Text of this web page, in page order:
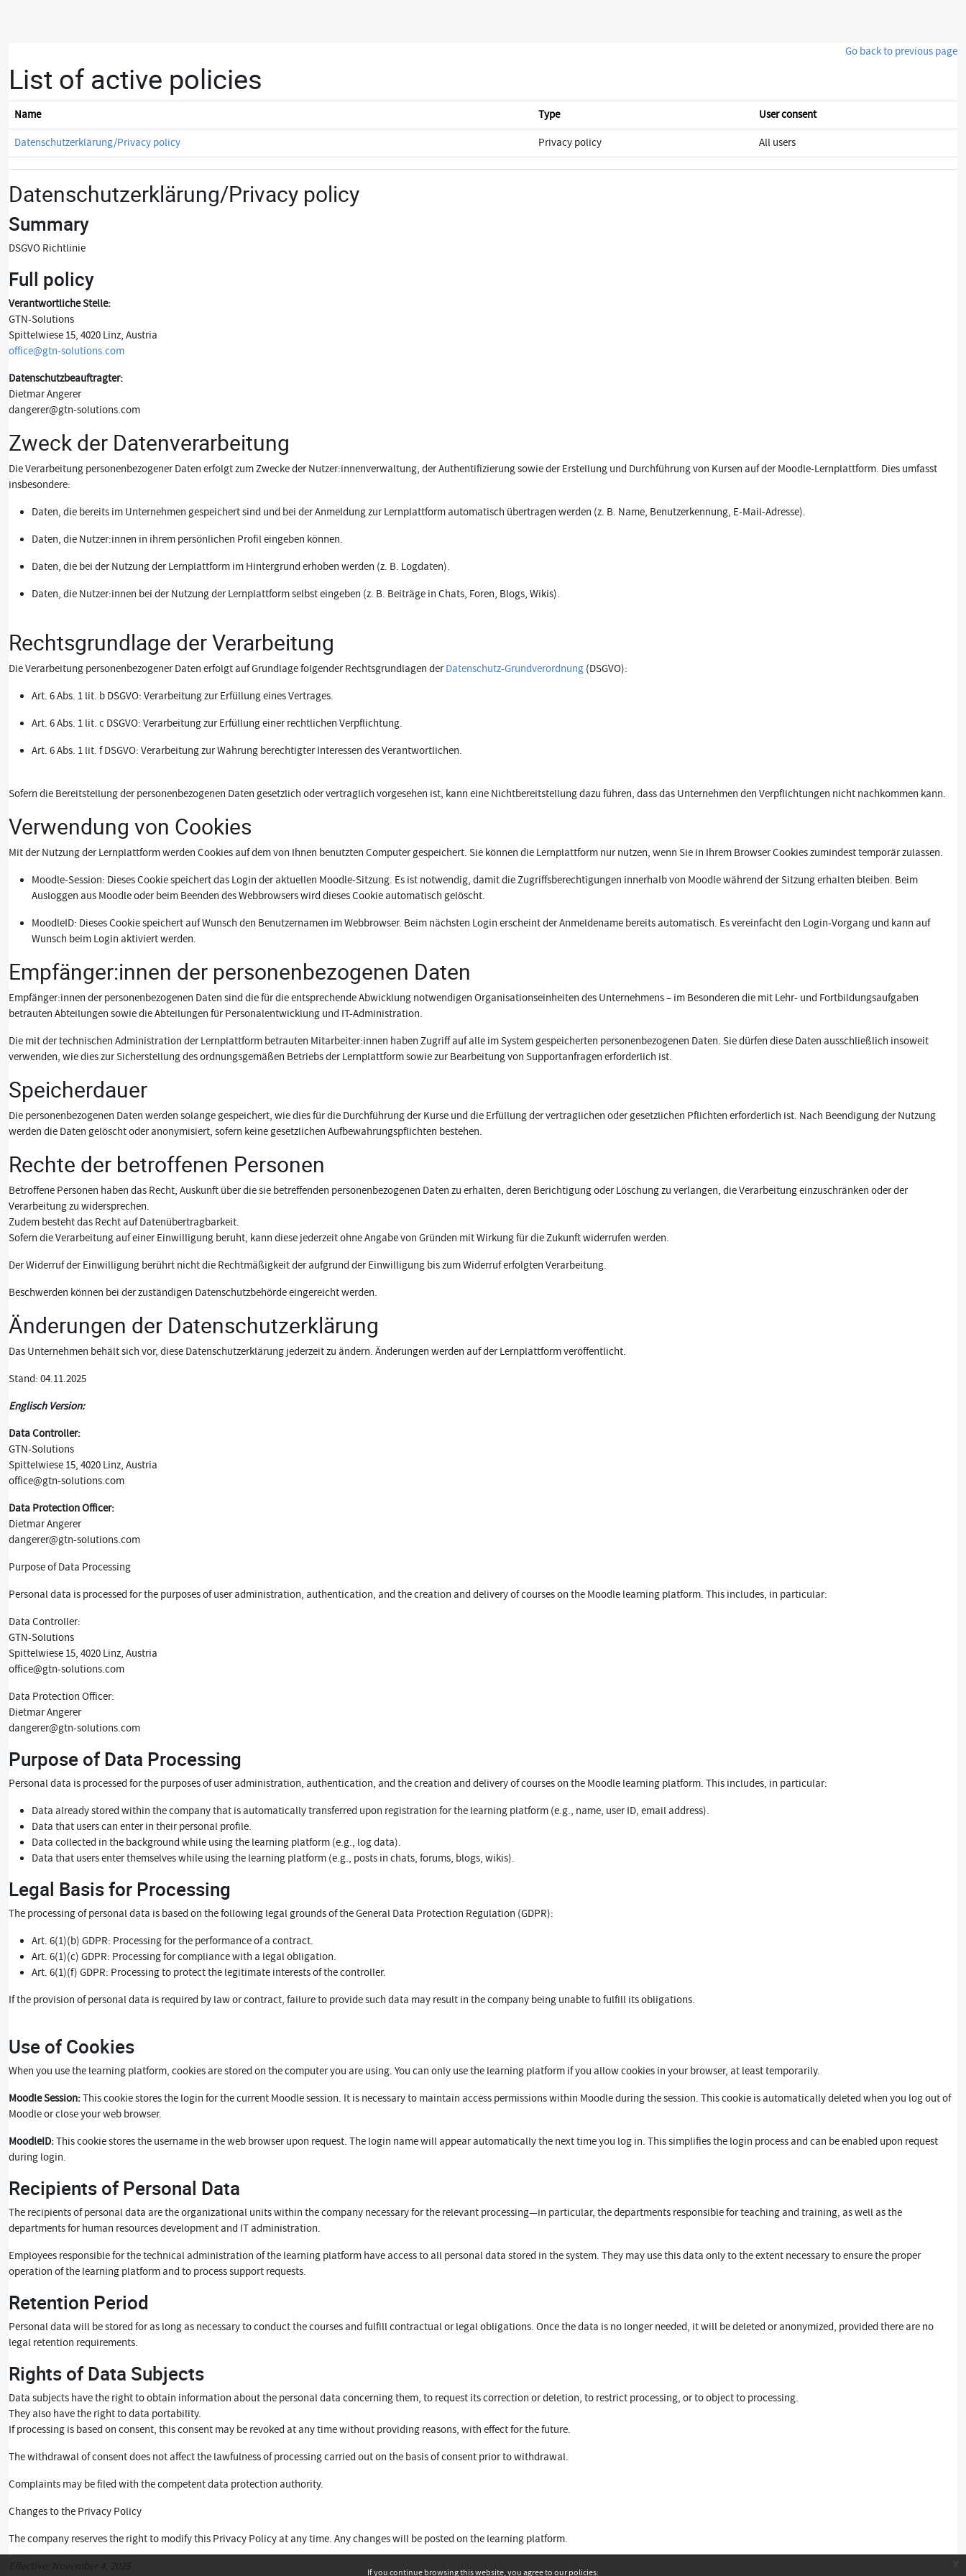
If you continue browsing this website, you agree to our policies:
Go back to previous page
List of active policies
Name Type User consent
Datenschutzerklärung/Privacy policy Privacy policy All users
Datenschutzerklärung/Privacy policy
Summary
DSGVO Richtlinie
Full policy
Verantwortliche Stelle:
GTN-Solutions
Spittelwiese 15, 4020 Linz, Austria
office@gtn-solutions.com
Datenschutzbeauftragter:
Dietmar Angerer
dangerer@gtn-solutions.com
Zweck der Datenverarbeitung
Die Verarbeitung personenbezogener Daten erfolgt zum Zwecke der Nutzer:innenverwaltung, der Authentifizierung sowie der Erstellung und Durchführung von Kursen auf der Moodle-Lernplattform. Dies umfasst
insbesondere:
Daten, die bereits im Unternehmen gespeichert sind und bei der Anmeldung zur Lernplattform automatisch übertragen werden (z. B. Name, Benutzerkennung, E-Mail-Adresse).
Daten, die Nutzer:innen in ihrem persönlichen Profil eingeben können.
Daten, die bei der Nutzung der Lernplattform im Hintergrund erhoben werden (z. B. Logdaten).
Daten, die Nutzer:innen bei der Nutzung der Lernplattform selbst eingeben (z. B. Beiträge in Chats, Foren, Blogs, Wikis).
Rechtsgrundlage der Verarbeitung
Die Verarbeitung personenbezogener Daten erfolgt auf Grundlage folgender Rechtsgrundlagen derDatenschutz-Grundverordnung (DSGVO):
Art. 6 Abs. 1 lit. b DSGVO: Verarbeitung zur Erfüllung eines Vertrages.
Art. 6 Abs. 1 lit. c DSGVO: Verarbeitung zur Erfüllung einer rechtlichen Verpflichtung.
Art. 6 Abs. 1 lit. f DSGVO: Verarbeitung zur Wahrung berechtigter Interessen des Verantwortlichen.
Sofern die Bereitstellung der personenbezogenen Daten gesetzlich oder vertraglich vorgesehen ist, kann eine Nichtbereitstellung dazu führen, dass das Unternehmen den Verpflichtungen nicht nachkommen kann.
Verwendung von Cookies
Mit der Nutzung der Lernplattform werden Cookies auf dem von Ihnen benutzten Computer gespeichert. Sie können die Lernplattform nur nutzen, wenn Sie in Ihrem Browser Cookies zumindest temporär zulassen.
Moodle-Session: Dieses Cookie speichert das Login der aktuellen Moodle-Sitzung. Es ist notwendig, damit die Zugriffsberechtigungen innerhalb von Moodle während der Sitzung erhalten bleiben. Beim
Ausloggen aus Moodle oder beim Beenden des Webbrowsers wird dieses Cookie automatisch gelöscht.
MoodleID: Dieses Cookie speichert auf Wunsch den Benutzernamen im Webbrowser. Beim nächsten Login erscheint der Anmeldename bereits automatisch. Es vereinfacht den Login-Vorgang und kann auf
Wunsch beim Login aktiviert werden.
Empfänger:innen der personenbezogenen Daten
Empfänger:innen der personenbezogenen Daten sind die für die entsprechende Abwicklung notwendigen Organisationseinheiten des Unternehmens – im Besonderen die mit Lehr- und Fortbildungsaufgaben
betrauten Abteilungen sowie die Abteilungen für Personalentwicklung und IT-Administration.
Die mit der technischen Administration der Lernplattform betrauten Mitarbeiter:innen haben Zugriff auf alle im System gespeicherten personenbezogenen Daten. Sie dürfen diese Daten ausschließlich insoweit
verwenden, wie dies zur Sicherstellung des ordnungsgemäßen Betriebs der Lernplattform sowie zur Bearbeitung von Supportanfragen erforderlich ist.
Speicherdauer
Die personenbezogenen Daten werden solange gespeichert, wie dies für die Durchführung der Kurse und die Erfüllung der vertraglichen oder gesetzlichen Pflichten erforderlich ist. Nach Beendigung der Nutzung
werden die Daten gelöscht oder anonymisiert, sofern keine gesetzlichen Aufbewahrungspflichten bestehen.
Rechte der betroffenen Personen
Betroffene Personen haben das Recht, Auskunft über die sie betreffenden personenbezogenen Daten zu erhalten, deren Berichtigung oder Löschung zu verlangen, die Verarbeitung einzuschränken oder der
Verarbeitung zu widersprechen.
Zudem besteht das Recht auf Datenübertragbarkeit.
Sofern die Verarbeitung auf einer Einwilligung beruht, kann diese jederzeit ohne Angabe von Gründen mit Wirkung für die Zukunft widerrufen werden.
Der Widerruf der Einwilligung berührt nicht die Rechtmäßigkeit der aufgrund der Einwilligung bis zum Widerruf erfolgten Verarbeitung.
Beschwerden können bei der zuständigen Datenschutzbehörde eingereicht werden.
Änderungen der Datenschutzerklärung
Das Unternehmen behält sich vor, diese Datenschutzerklärung jederzeit zu ändern. Änderungen werden auf der Lernplattform veröffentlicht.
Stand: 04.11.2025
Englisch Version:
Data Controller:
GTN-Solutions
Spittelwiese 15, 4020 Linz, Austria
office@gtn-solutions.com
Data Protection Officer:
Dietmar Angerer
dangerer@gtn-solutions.com
Purpose of Data Processing
Personal data is processed for the purposes of user administration, authentication, and the creation and delivery of courses on the Moodle learning platform. This includes, in particular:
Data Controller:
GTN-Solutions
Spittelwiese 15, 4020 Linz, Austria
office@gtn-solutions.com
Data Protection Officer:
Dietmar Angerer
dangerer@gtn-solutions.com
Purpose of Data Processing
Personal data is processed for the purposes of user administration, authentication, and the creation and delivery of courses on the Moodle learning platform. This includes, in particular:
Data already stored within the company that is automatically transferred upon registration for the learning platform (e.g., name, user ID, email address).
Data that users can enter in their personal profile.
Data collected in the background while using the learning platform (e.g., log data).
Data that users enter themselves while using the learning platform (e.g., posts in chats, forums, blogs, wikis).
Legal Basis for Processing
The processing of personal data is based on the following legal grounds of the General Data Protection Regulation (GDPR):
Art. 6(1)(b) GDPR: Processing for the performance of a contract.
Art. 6(1)(c) GDPR: Processing for compliance with a legal obligation.
Art. 6(1)(f) GDPR: Processing to protect the legitimate interests of the controller.
If the provision of personal data is required by law or contract, failure to provide such data may result in the company being unable to fulfill its obligations.
Use of Cookies
When you use the learning platform, cookies are stored on the computer you are using. You can only use the learning platform if you allow cookies in your browser, at least temporarily.
Moodle Session:This cookie stores the login for the current Moodle session. It is necessary to maintain access permissions within Moodle during the session. This cookie is automatically deleted when you log out of
Moodle or close your web browser.
MoodleID:This cookie stores the username in the web browser upon request. The login name will appear automatically the next time you log in. This simplifies the login process and can be enabled upon request
during login.
Recipients of Personal Data
The recipients of personal data are the organizational units within the company necessary for the relevant processing—in particular, the departments responsible for teaching and training, as well as the
departments for human resources development and IT administration.
Employees responsible for the technical administration of the learning platform have access to all personal data stored in the system. They may use this data only to the extent necessary to ensure the proper
operation of the learning platform and to process support requests.
Retention Period
Personal data will be stored for as long as necessary to conduct the courses and fulfill contractual or legal obligations. Once the data is no longer needed, it will be deleted or anonymized, provided there are no
legal retention requirements.
Rights of Data Subjects
Data subjects have the right to obtain information about the personal data concerning them, to request its correction or deletion, to restrict processing, or to object to processing.
They also have the right to data portability.
If processing is based on consent, this consent may be revoked at any time without providing reasons, with effect for the future.
The withdrawal of consent does not affect the lawfulness of processing carried out on the basis of consent prior to withdrawal.
Complaints may be filed with the competent data protection authority.
Changes to the Privacy Policy
The company reserves the right to modify this Privacy Policy at any time. Any changes will be posted on the learning platform.